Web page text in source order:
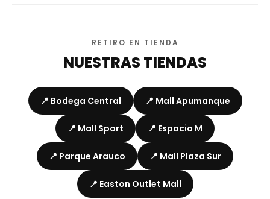
RETIRO EN TIENDA
NUESTRAS TIENDAS
📍 Bodega Central 📍 Mall Apumanque
📍 Mall Sport 📍 Espacio M
📍 Parque Arauco 📍 Mall Plaza Sur
📍 Easton Outlet Mall